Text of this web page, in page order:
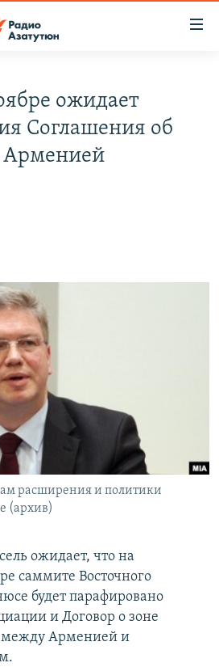
ожидает
Соглашения об
Арменией
расширения и политики
(архив)
ожидает, что на
саммите Восточного
будет парафировано
и Договор о зоне
между Арменией и